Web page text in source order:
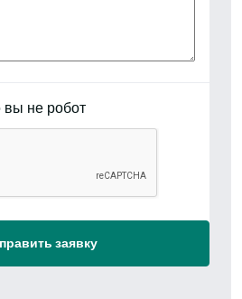
вы не робот
заявку